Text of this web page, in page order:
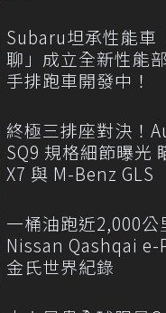
Subaru坦承性能車
聊」成立全新性能
手排跑車開發中！
終極三排座對決！
SQ9 規格細節曝光
X7 與 M-Benz GLS
一桶油跑近2,000公
Nissan Qashqai e-
金氏世界紀錄